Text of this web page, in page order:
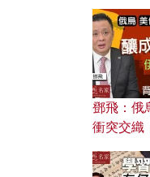
何避免遭
控？
鄧飛：俄
衝突交織
風險攻擊